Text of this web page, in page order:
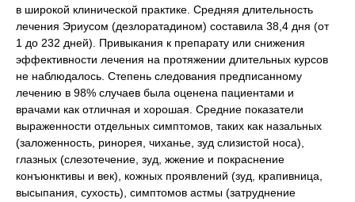
в широкой клинической практике. Средняя длительность
лечения Эриусом (дезлоратадином) составила 38,4 дня (от
1 до 232 дней). Привыкания к препарату или снижения
эффективности лечения на протяжении длительных курсов
не наблюдалось. Степень следования предписанному
лечению в 98% случаев была оценена пациентами и
врачами как отличная и хорошая. Средние показатели
выраженности отдельных симптомов, таких как назальных
(заложенность, ринорея, чиханье, зуд слизистой носа),
глазных (слезотечение, зуд, жжение и покраснение
конъюнктивы и век), кожных проявлений (зуд, крапивница,
высыпания, сухость), симптомов астмы (затруднение